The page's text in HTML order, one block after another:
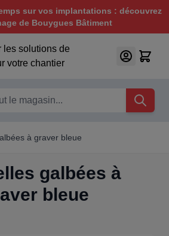
sur vos implantations : découvrez
de Bouygues Bâtiment
à graver bleue
galbées à
bleue